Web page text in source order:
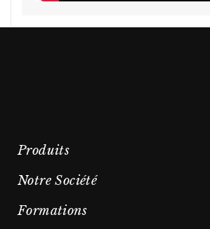
Produits
Notre Société
Formations